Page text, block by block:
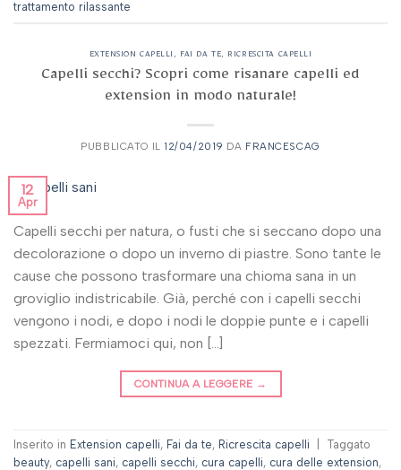
trattamento rilassante
EXTENSION CAPELLI , FAI DA TE, RICRESCITA CAPELLI
Capelli secchi? Scopri come risanare capelli ed
extension in modo naturale!
PUBBLICATO IL 12/04/2019 DA FRANCESCAG
12
Apr
Capelli secchi per natura, o fusti che si seccano dopo una
decolorazione o dopo un inverno di piastre. Sono tante le
cause che possono trasformare una chioma sana in un
groviglio indistricabile. Già, perché con i capelli secchi
vengono i nodi, e dopo i nodi le doppie punte e i capelli
spezzati. Fermiamoci qui, non […]
CONTINUA A LEGGERE →
Inserito in Extension capelli, Fai da te, Ricrescita capelli
Taggato
beauty, capelli sani, capelli secchi, cura capelli, cura delle extension,